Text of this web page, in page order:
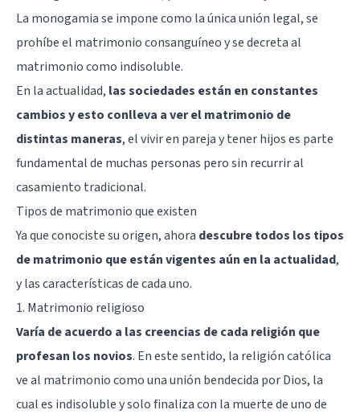
La monogamia se impone como la única unión legal, se
prohíbe el matrimonio consanguíneo y se decreta al
matrimonio como indisoluble.
En la actualidad, las sociedades están en constantes
cambios y esto conlleva a ver el matrimonio de
distintas maneras, el vivir en pareja y tener hijos es parte
fundamental de muchas personas pero sin recurrir al
casamiento tradicional.
Tipos de matrimonio que existen
Ya que conociste su origen, ahora descubre todos los tipos
de matrimonio que están vigentes aún en la actualidad,
y las características de cada uno.
1. Matrimonio religioso
Varía de acuerdo a las creencias de cada religión que
profesan los novios. En este sentido, la religión católica
ve al matrimonio como una unión bendecida por Dios, la
cual es indisoluble y solo finaliza con la muerte de uno de